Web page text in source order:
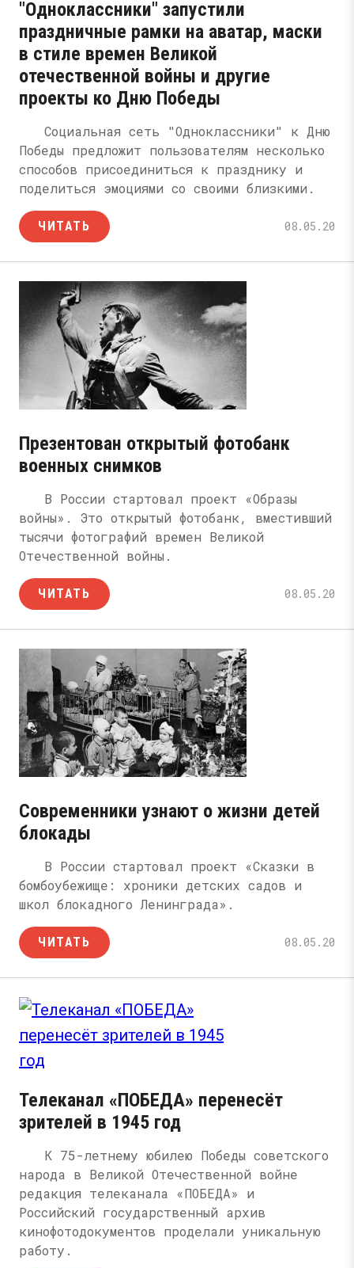
"Одноклассники" запустили
праздничные рамки на аватар, маски
в стиле времен Великой
отечественной войны и другие
проекты ко Дню Победы
Социальная сеть "Одноклассники" к Дню
Победы предложит пользователям несколько
способов присоединиться к празднику и
поделиться эмоциями со своими близкими.
ЧИТАТЬ 08.05.20
Презентован открытый фотобанк
военных снимков
В России стартовал проект «Образы
войны». Это открытый фотобанк, вместивший
тысячи фотографий времен Великой
Отечественной войны.
ЧИТАТЬ 08.05.20
Современники узнают о жизни детей
блокады
В России стартовал проект «Сказки в
бомбоубежище: хроники детских садов и
школ блокадного Ленинграда».
ЧИТАТЬ 08.05.20
Телеканал «ПОБЕДА» перенесёт
зрителей в 1945 год
К 75-летнему юбилею Победы советского
народа в Великой Отечественной войне
редакция телеканала «ПОБЕДА» и
Российский государственный архив
кинофотодокументов проделали уникальную
работу.